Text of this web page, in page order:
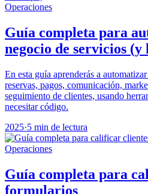
Operaciones
Guía completa para
negocio de servicios
En esta guía aprenderás a
reservas, pagos, comunicación,
seguimiento de clientes, usando
necesitar código.
2025·5 min de lectura
Operaciones
Guía completa para
formularios